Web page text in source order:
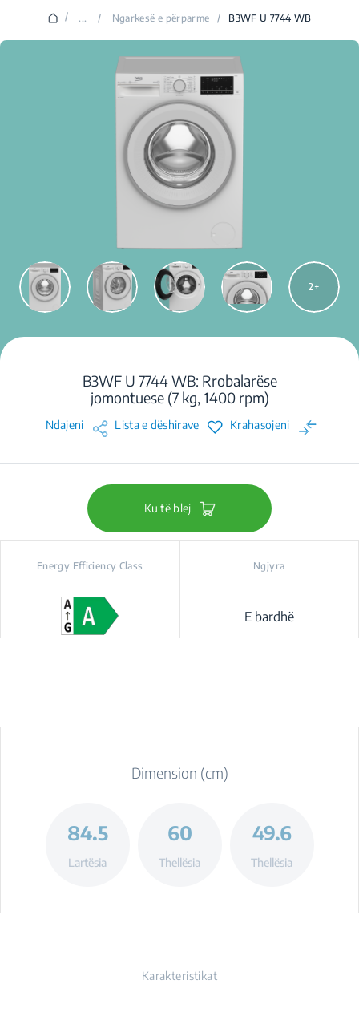
/ ... / Ngarkesë e përparme / B3WF U 7744 WB
2
B3WF U 7744 WB: Rrobalarëse
jomontuese (7 kg, 1400 rpm)
Ndajeni Lista e dëshirave Krahasojeni
Ku të blej
Energy Efficiency Class Ngjyra
E bardhë
Dimension (cm)
84.5
Lartësia
60
Thellësia
49.6
Thellësia
Karakteristikat